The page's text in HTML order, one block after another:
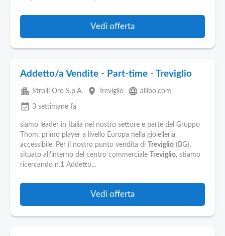
Vedi offerta
Addetto/a Vendite - Part-time - Treviglio
apartment Stroili Oro S.p.A. place Treviglio language allibo.com
event_available 3 settimane fa
siamo leader in Italia nel nostro settore e parte del Gruppo
Thom, primo player a livello Europa nella gioielleria
accessibile. Per il nostro punto vendita di
Treviglio (BG),
situato all'interno del centro commerciale
Treviglio, stiamo
ricercando n.1 Addetto...
Vedi offerta